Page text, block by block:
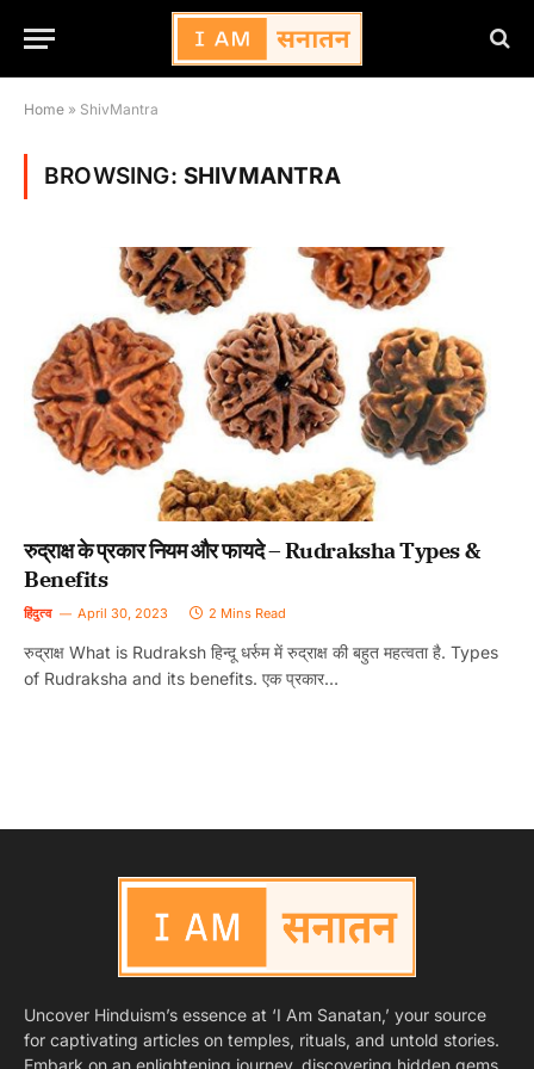
Home » ShivMantra
BROWSING: SHIVMANTRA
रुद्राक्ष के प्रकार नियम और फायदे – Rudraksha Types &
Benefits
हिंदुत्व April 30, 2023 2 Mins Read
रुद्राक्ष What is Rudraksh हिन्दू धर्रुम में रुद्राक्ष की बहुत महत्वता है. Types
of Rudraksha and its benefits. एक प्रकार…
Uncover Hinduism’s essence at ‘I Am Sanatan,’ your source
for captivating articles on temples, rituals, and untold stories.
Embark on an enlightening journey, discovering hidden gems